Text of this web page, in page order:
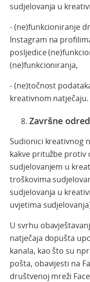
sudjelovanja u
- (ne)funkcioniranje
Instagram na
posljedice
(ne)funkcioniranja,
- (ne)točnost
kreativnom natječaju.
Završne
Sudionici kreativnog
kakve pritužbe protiv
sudjelovanjem u
troškovima
sudjelovanja u
uvjetima
U svrhu
natječaja dopušta
kanala, kao što su
pošta, obavijesti na
društvenoj mreži